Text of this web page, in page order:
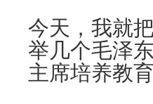
今天，我就
举几个毛泽
主席培养教